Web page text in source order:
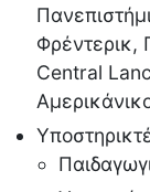
Φρέντερικ,
Central